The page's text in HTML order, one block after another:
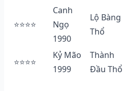
⭐⭐⭐⭐
Canh
Ngọ
1990
Lộ Bàng
Thổ
⭐⭐⭐⭐
Kỷ Mão
1999
Thành
Đầu Thổ